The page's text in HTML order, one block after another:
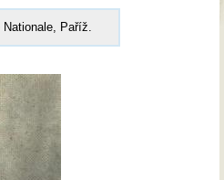
Nationale, Paříž.